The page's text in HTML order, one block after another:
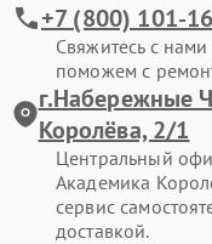
+7 (800) 101-
Свяжитесь с
поможем с
г.Набережные
Королёва, 2/1
Центральный
Академика
сервис
доставкой.